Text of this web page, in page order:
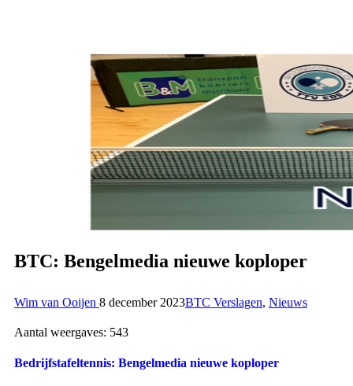
BTC: Bengelmedia nieuwe koploper
Wim van Ooijen 8 december 2023BTC Verslagen, Nieuws
Aantal weergaves: 543
Bedrijfstafeltennis: Bengelmedia nieuwe koploper